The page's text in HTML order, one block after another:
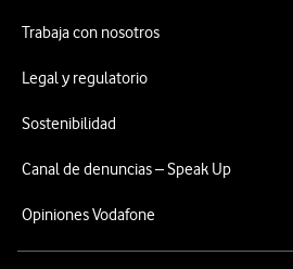
Trabaja con nosotros
Legal y regulatorio
Sostenibilidad
Canal de denuncias – Speak Up
Opiniones Vodafone